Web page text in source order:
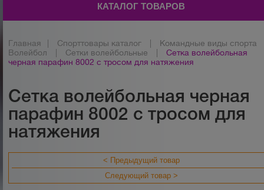
КАТАЛОГ ТОВАРОВ
Главная Спорттовары каталог
Командные виды спорта
Волейбол
Сетки волейбольные
Сетка волейбольная
черная парафин 8002 с тросом для натяжения
Сетка волейбольная черная
парафин 8002 с тросом для
натяжения
< Предыдущий товар
Следующий товар >